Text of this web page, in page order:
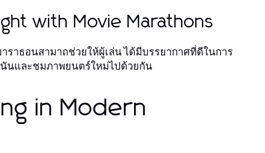
with Movie Marathons
าธอนสามาถช่วยให้ผู้เล่น ได้มีบรรยากาศที่ดีในการ
นและชมภาพยนตร์ใหม่ไปด้วยกัน
in Modern